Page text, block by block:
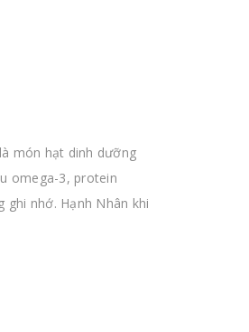
món hạt dinh dưỡng
omega-3, protein
nhớ. Hạnh Nhân khi